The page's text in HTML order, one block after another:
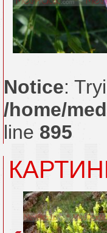
Notice:
/home/
line 895